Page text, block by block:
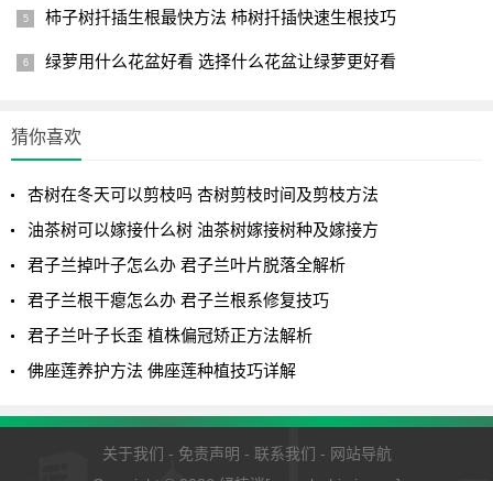
柿子树扦插生根最快方法 柿树扦插快速生根技巧
绿萝用什么花盆好看 选择什么花盆让绿萝更好看
猜你喜欢
杏树在冬天可以剪枝吗 杏树剪枝时间及剪枝方法
油茶树可以嫁接什么树 油茶树嫁接树种及嫁接方
君子兰掉叶子怎么办 君子兰叶片脱落全解析
君子兰根干瘪怎么办 君子兰根系修复技巧
君子兰叶子长歪 植株偏冠矫正方法解析
佛座莲养护方法 佛座莲种植技巧详解
关于我们 - 免责声明 - 联系我们 - 网站导航